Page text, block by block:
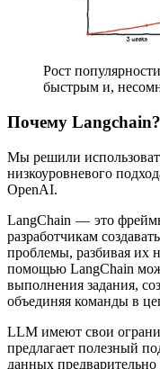
Рост
быстрым и,
Почему Langchain?
Мы решили
низкоуровневого
OpenAI.
LangChain — это
разработчикам
проблемы, разбивая их
помощью LangChain
выполнения задания,
объединяя команды в
LLM имеют свои
предлагает полезный
данных предварительно